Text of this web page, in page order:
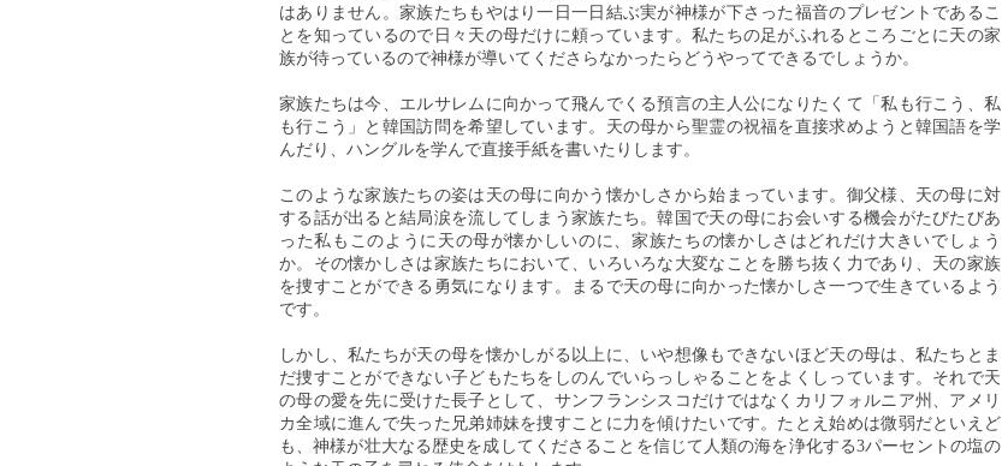
はありません。家族たちもやはり一日一日結ぶ実が神様が下さった福音のプレゼントであるこ
とを知っているので日々天の母だけに頼っています。私たちの足がふれるところごとに天の家
族が待っているので神様が導いてくださらなかったらどうやってできるでしょうか。
家族たちは今、エルサレムに向かって飛んでくる預言の主人公になりたくて「私も行こう、私
も行こう」と韓国訪問を希望しています。天の母から聖霊の祝福を直接求めようと韓国語を学
んだり、ハングルを学んで直接手紙を書いたりします。
このような家族たちの姿は天の母に向かう懐かしさから始まっています。御父様、天の母に対
する話が出ると結局涙を流してしまう家族たち。韓国で天の母にお会いする機会がたびたびあ
った私もこのように天の母が懐かしいのに、家族たちの懐かしさはどれだけ大きいでしょう
か。その懐かしさは家族たちにおいて、いろいろな大変なことを勝ち抜く力であり、天の家族
を捜すことができる勇気になります。まるで天の母に向かった懐かしさ一つで生きているよう
です。
しかし、私たちが天の母を懐かしがる以上に、いや想像もできないほど天の母は、私たちとま
だ捜すことができない子どもたちをしのんでいらっしゃることをよくしっています。それで天
の母の愛を先に受けた長子として、サンフランシスコだけではなくカリフォルニア州、アメリ
カ全域に進んで失った兄弟姉妹を捜すことに力を傾けたいです。たとえ始めは微弱だといえど
も、神様が壮大なる歴史を成してくださることを信じて人類の海を浄化する3パーセントの塩の